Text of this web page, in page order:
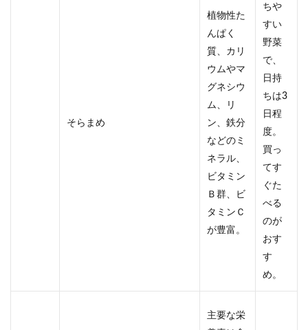
そらまめ
植物性た
んぱく
質、カリ
ウムやマ
グネシウ
ム、リ
ン、鉄分
などのミ
ネラル、
ビタミン
Ｂ群、ビ
タミンＣ
が豊富。
ちや
すい
野菜
で、
日持
ちは3
日程
度。
買っ
てす
ぐた
べる
のが
おす
す
め。
主要な栄